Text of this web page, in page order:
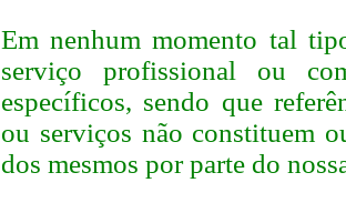
Em nenhum momento tal
serviço profissional ou
específicos, sendo que
ou serviços não constituem
dos mesmos por parte do